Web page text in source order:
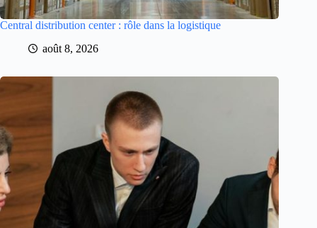
Central distribution center : rôle dans la logistique
août 8, 2026